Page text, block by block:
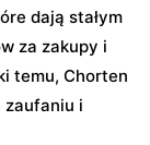
dają stałym
za zakupy i
temu, Chorten
i